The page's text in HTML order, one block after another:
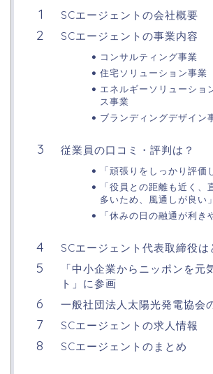
SCエージェントの会社概要
SCエージェントの事業内容
コンサルティング事業
住宅ソリューション事業
エネルギーソリューショ
ス事業
ブランディングデザイン
従業員の口コミ・評判は？
「頑張りをしっかり評価
「役員との距離も近く、
多いため、風通しが良い」
「休みの日の融通が利き
SCエージェント代表取締役は
「中小企業からニッポンを元
ト」に参画
一般社団法人太陽光発電協会
SCエージェントの求人情報
SCエージェントのまとめ